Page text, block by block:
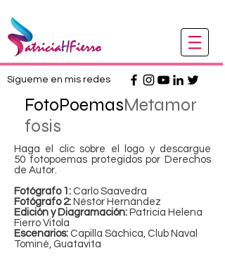
Sígueme en mis redes
FotoPoemasMetamor
fosis
Haga el clic sobre el logo y descargue
50 fotopoemas protegidos por Derechos
de Autor.
Fotógrafo 1: Carlo Saavedra
Fotógrafo 2: Néstor Hernández
Edición y Diagramación: Patricia Helena
Fierro Vitola
Escenarios: Capilla Sáchica, Club Naval
Tominé, Guatavita